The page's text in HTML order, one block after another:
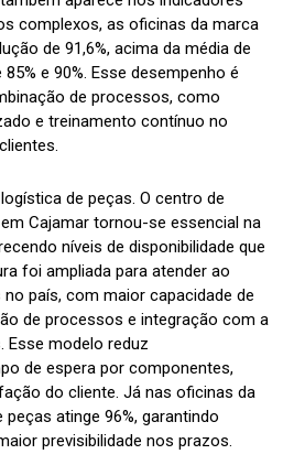
complexos, as oficinas da marca
de 91,6%, acima da média de
e 90%. Esse desempenho é
de processos, como
e treinamento contínuo no
de peças. O centro de
Cajamar tornou-se essencial na
níveis de disponibilidade que
foi ampliada para atender ao
país, com maior capacidade de
de processos e integração com a
Esse modelo reduz
de espera por componentes,
do cliente. Já nas oficinas da
peças atinge 96%, garantindo
previsibilidade nos prazos.